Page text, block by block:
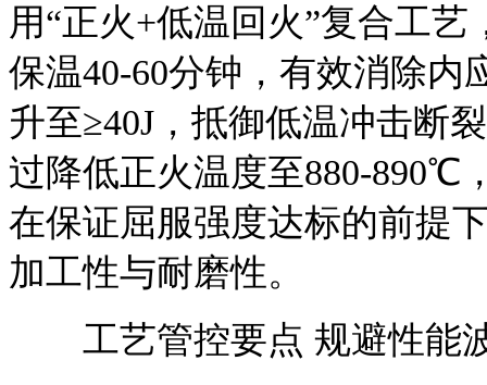
用“正火+低温回火”复合工
保温40-60分钟，有效消除
升至≥40J，抵御低温冲击断
过降低正火温度至880-890℃
在保证屈服强度达标的前提
加工性与耐磨性。
工艺管控要点 规避性能